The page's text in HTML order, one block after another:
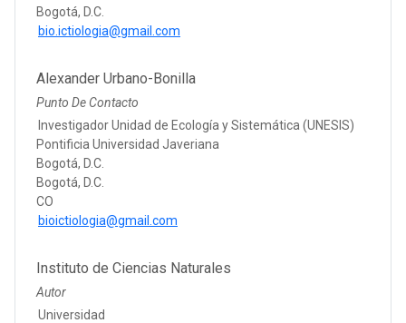
Bogotá, D.C.
bio.ictiologia@gmail.com
Alexander Urbano-Bonilla
Punto De Contacto
Investigador Unidad de Ecología y Sistemática (UNESIS)
Pontificia Universidad Javeriana
Bogotá, D.C.
Bogotá, D.C.
CO
bioictiologia@gmail.com
Instituto de Ciencias Naturales
Autor
Universidad